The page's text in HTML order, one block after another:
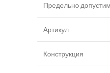
Предельно
Артикул
Конструкция